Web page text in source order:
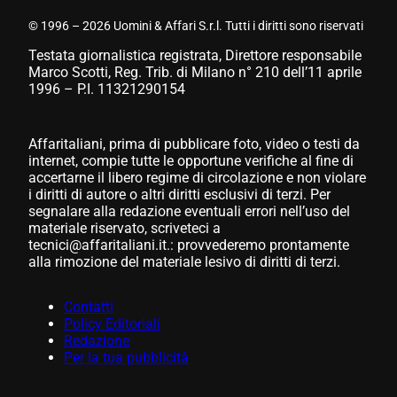
© 1996 – 2026 Uomini & Affari S.r.l. Tutti i diritti sono riservati
Testata giornalistica registrata, Direttore responsabile
Marco Scotti, Reg. Trib. di Milano n° 210 dell’11 aprile
1996 – P.I. 11321290154
Affaritaliani, prima di pubblicare foto, video o testi da
internet, compie tutte le opportune verifiche al fine di
accertarne il libero regime di circolazione e non violare
i diritti di autore o altri diritti esclusivi di terzi. Per
segnalare alla redazione eventuali errori nell’uso del
materiale riservato, scriveteci a
tecnici@affaritaliani.it.: provvederemo prontamente
alla rimozione del materiale lesivo di diritti di terzi.
Contatti
Policy Editoriali
Redazione
Per la tua pubblicità